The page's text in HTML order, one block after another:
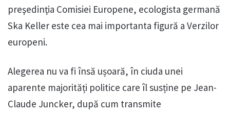
preşedinţia Comisiei Europene, ecologista germană
Ska Keller este cea mai importanta figură a Verzilor
europeni.
Alegerea nu va fi însă ușoară, în ciuda unei
aparente majorități politice care îl susține pe Jean-
Claude Juncker, după cum transmite